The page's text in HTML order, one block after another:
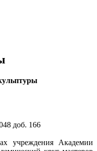
доб. 166
учреждения Академии